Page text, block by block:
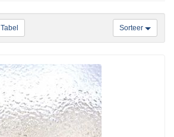
Sorteer
Tabel